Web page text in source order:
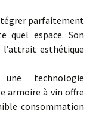
parfaitement
quel espace. Son
l’attrait esthétique
une technologie
armoire à vin offre
consommation